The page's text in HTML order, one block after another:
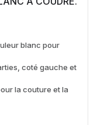
blanc pour
coté gauche et
la couture et la